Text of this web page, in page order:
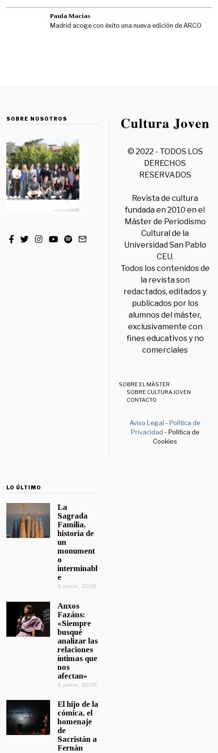
Paula Macías
Madrid acoge con éxito una nueva edición de ARCO
SOBRE NOSOTROS
© 2022 - TODOS LOS
DERECHOS
RESERVADOS
Revista de cultura
fundada en 2010 en el
Máster de Periodismo
Cultural de la
Universidad San Pablo
CEU.
Todos los contenidos de
la revista son
redactados, editados y
publicados por los
alumnos del máster,
exclusivamente con
fines educativos y no
comerciales
SOBRE EL MÁSTER
SOBRE CULTURA JOVEN
CONTACTO
Aviso Legal -Política de
Privacidad - Política de
Cookies
LO ÚLTIMO
La
Sagrada
Familia,
historia de
un
monument
o
interminabl
e
8 junio, 2026
Anxos
Fazáns:
«Siempre
busqué
analizar las
relaciones
íntimas que
nos
afectan»
5 junio, 2026
El hijo de la
cómica, el
homenaje
de
Sacristán a
Fernán